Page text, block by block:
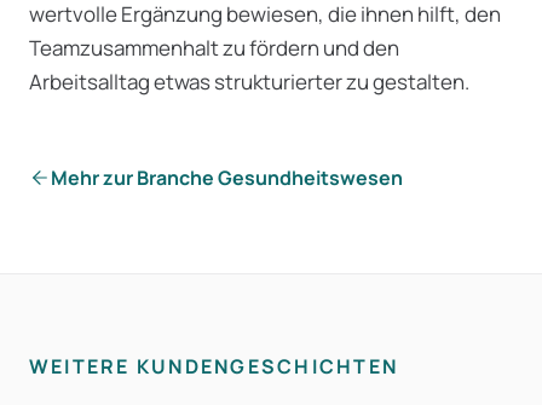
wertvolle Ergänzung bewiesen, die ihnen hilft, den
Teamzusammenhalt zu fördern und den
Arbeitsalltag etwas strukturierter zu gestalten.
Mehr zur Branche Gesundheitswesen
WEITERE KUNDENGESCHICHTEN